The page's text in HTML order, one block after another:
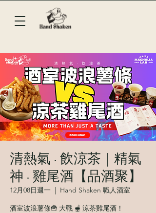
清熱氣 · 飲涼茶｜精氣
神 · 雞尾酒【品酒聚】
12月08日週一
  |
Hand Shaken 職人酒室
酒室波浪薯條🍟 大戰 🫕 涼茶雞尾酒！